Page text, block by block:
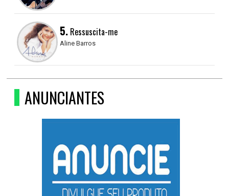
5. Ressuscita-me
Aline Barros
ANUNCIANTES